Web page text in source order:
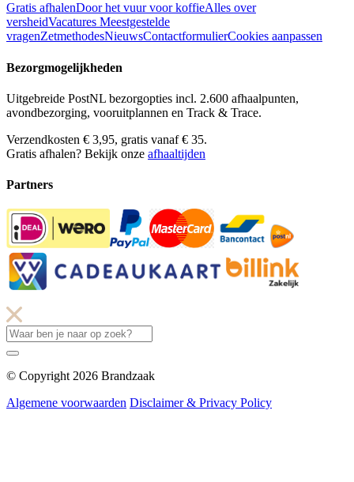
Gratis afhalenDoor het vuur voor koffieAlles over
versheidVacatures Meestgestelde
vragenZetmethodesNieuwsContactformulierCookies aanpassen
Bezorgmogelijkheden
Uitgebreide PostNL bezorgopties incl. 2.600 afhaalpunten,
avondbezorging, vooruitplannen en Track & Trace.
Verzendkosten € 3,95, gratis vanaf € 35.
Gratis afhalen? Bekijk onze afhaaltijden
Partners
© Copyright 2026 Brandzaak
Algemene voorwaarden Disclaimer & Privacy Policy